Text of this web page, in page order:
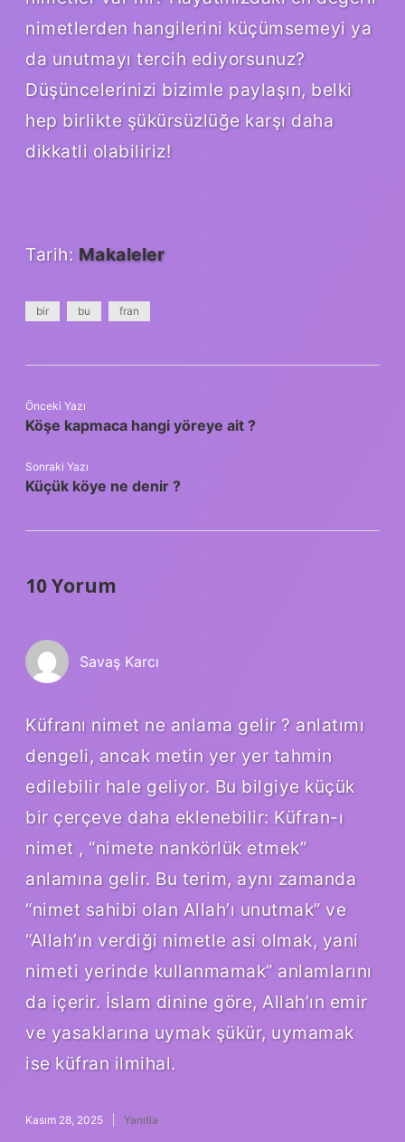
nimetlerden hangilerini küçümsemeyi ya
da unutmayı tercih ediyorsunuz?
Düşüncelerinizi bizimle paylaşın, belki
hep birlikte şükürsüzlüğe karşı daha
dikkatli olabiliriz!
Tarih: Makaleler
bir bu fran
Önceki Yazı
Köşe kapmaca hangi yöreye ait ?
Sonraki Yazı
Küçük köye ne denir ?
10 Yorum
Savaş Karcı
Küfranı nimet ne anlama gelir ? anlatımı
dengeli, ancak metin yer yer tahmin
edilebilir hale geliyor. Bu bilgiye küçük
bir çerçeve daha eklenebilir: Küfran-ı
nimet , “nimete nankörlük etmek”
anlamına gelir. Bu terim, aynı zamanda
“nimet sahibi olan Allah’ı unutmak” ve
“Allah’ın verdiği nimetle asi olmak, yani
nimeti yerinde kullanmamak” anlamlarını
da içerir. İslam dinine göre, Allah’ın emir
ve yasaklarına uymak şükür, uymamak
ise küfran ilmihal.
Kasım 28, 2025 Yanıtla